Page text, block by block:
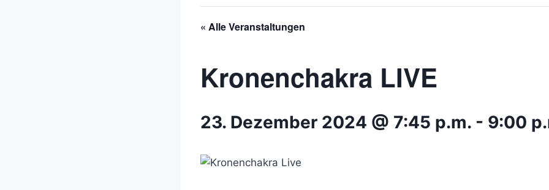
« Alle Veranstaltungen
Kronenchakra LIVE
23. Dezember 2024 @ 7:45 p.m. - 9:00